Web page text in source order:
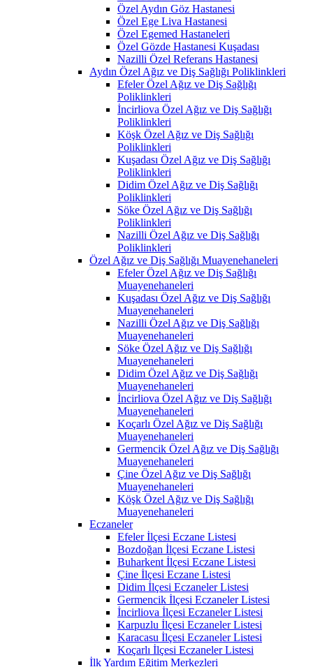
Özel Aydın Göz Hastanesi
Özel Ege Liva Hastanesi
Özel Egemed Hastaneleri
Özel Gözde Hastanesi Kuşadası
Nazilli Özel Referans Hastanesi
Aydın Özel Ağız ve Diş Sağlığı Poliklinkleri
Efeler Özel Ağız ve Diş Sağlığı
Poliklinkleri
İncirliova Özel Ağız ve Diş Sağlığı
Poliklinkleri
Köşk Özel Ağız ve Diş Sağlığı
Poliklinkleri
Kuşadası Özel Ağız ve Diş Sağlığı
Poliklinkleri
Didim Özel Ağız ve Diş Sağlığı
Poliklinkleri
Söke Özel Ağız ve Diş Sağlığı
Poliklinkleri
Nazilli Özel Ağız ve Diş Sağlığı
Poliklinkleri
Özel Ağız ve Diş Sağlığı Muayenehaneleri
Efeler Özel Ağız ve Diş Sağlığı
Muayenehaneleri
Kuşadası Özel Ağız ve Diş Sağlığı
Muayenehaneleri
Nazilli Özel Ağız ve Diş Sağlığı
Muayenehaneleri
Söke Özel Ağız ve Diş Sağlığı
Muayenehaneleri
Didim Özel Ağız ve Diş Sağlığı
Muayenehaneleri
İncirliova Özel Ağız ve Diş Sağlığı
Muayenehaneleri
Koçarlı Özel Ağız ve Diş Sağlığı
Muayenehaneleri
Germencik Özel Ağız ve Diş Sağlığı
Muayenehaneleri
Çine Özel Ağız ve Diş Sağlığı
Muayenehaneleri
Köşk Özel Ağız ve Diş Sağlığı
Muayenehaneleri
Eczaneler
Efeler İlçesi Eczane Listesi
Bozdoğan İlçesi Eczane Listesi
Buharkent İlçesi Eczane Listesi
Çine İlçesi Eczane Listesi
Didim İlçesi Eczaneler Listesi
Germencik İlçesi Eczaneler Listesi
İncirliova İlçesi Eczaneler Listesi
Karpuzlu İlçesi Eczaneler Listesi
Karacasu İlçesi Eczaneler Listesi
Koçarlı İlçesi Eczaneler Listesi
İlk Yardım Eğitim Merkezleri